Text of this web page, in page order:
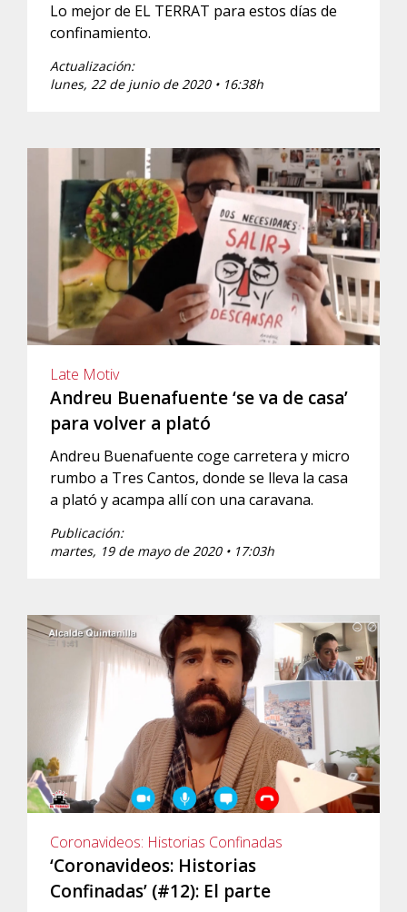
Lo mejor de EL TERRAT para estos días de
confinamiento.
Actualización:
lunes, 22 de junio de 2020 • 16:38h
Late Motiv
Andreu Buenafuente ‘se va de casa’
para volver a plató
Andreu Buenafuente coge carretera y micro
rumbo a Tres Cantos, donde se lleva la casa
a plató y acampa allí con una caravana.
Publicación:
martes, 19 de mayo de 2020 • 17:03h
Coronavideos: Historias Confinadas
‘Coronavideos: Historias
Confinadas’ (#12): El parte